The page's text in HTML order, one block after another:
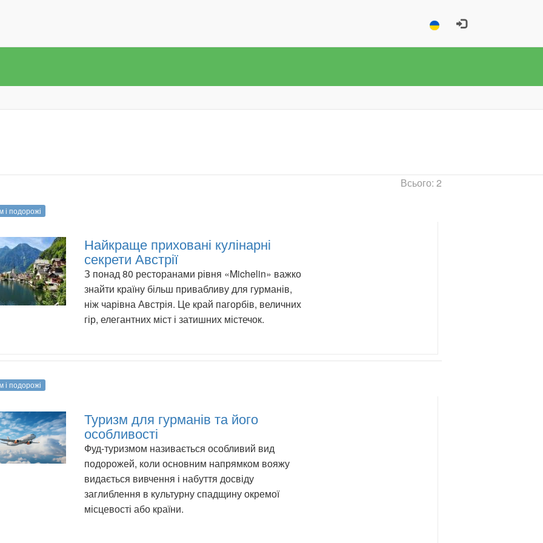
Всього: 2
і подорожі
Найкраще приховані кулінарні
секрети Австрії
З понад 80 ресторанами рівня «Michelin» важко
знайти країну більш привабливу для гурманів,
ніж чарівна Австрія. Це край пагорбів, величних
гір, елегантних міст і затишних містечок.
і подорожі
Туризм для гурманів та його
особливості
Фуд-туризмом називається особливий вид
подорожей, коли основним напрямком вояжу
видається вивчення і набуття досвіду
заглиблення в культурну спадщину окремої
місцевості або країни.